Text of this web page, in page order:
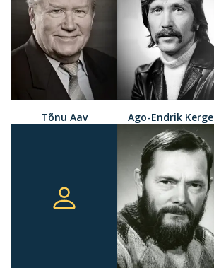
Tõnu Aav Ago-Endrik Kerge